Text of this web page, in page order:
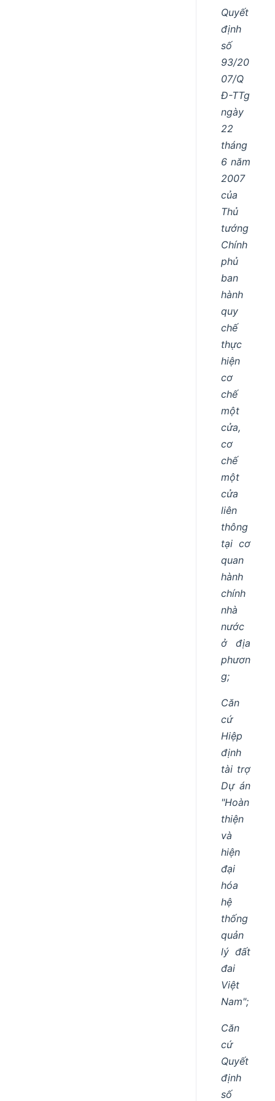
Quyết
định
số
93/20
07/Q
Đ-TTg
ngày
22
tháng
6 năm
2007
của
Thủ
tướng
Chính
phủ
ban
hành
quy
chế
thực
hiện
cơ
chế
một
cửa,
cơ
chế
một
cửa
liên
thông
tại cơ
quan
hành
chính
nhà
nước
ở địa
phươn
g;
Căn
cứ
Hiệp
định
tài trợ
Dự án
"Hoàn
thiện
và
hiện
đại
hóa
hệ
thống
quản
lý đất
đai
Việt
Nam";
Căn
cứ
Quyết
định
số